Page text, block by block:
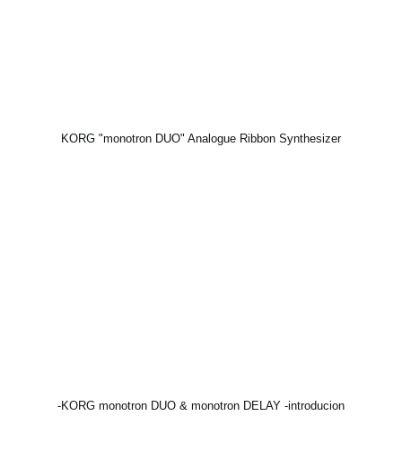
KORG "monotron DUO" Analogue Ribbon Synthesizer
KORG monotron DUO & monotron DELAY -introducion-